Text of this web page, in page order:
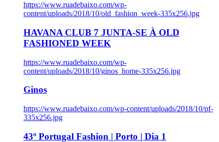
https://www.ruadebaixo.com/wp-
content/uploads/2018/10/old_fashion_week-335x256.jpg
HAVANA CLUB 7 JUNTA-SE À OLD
FASHIONED WEEK
https://www.ruadebaixo.com/wp-
content/uploads/2018/10/ginos_home-335x256.jpg
Ginos
https://www.ruadebaixo.com/wp-content/uploads/2018/10/pf-
335x256.jpg
43º Portugal Fashion | Porto | Dia 1